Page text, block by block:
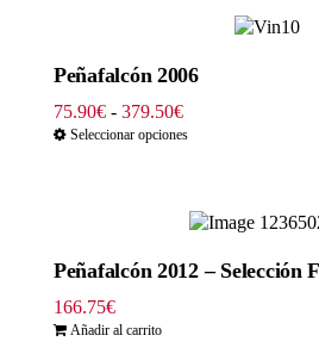
Peñafalcón 2006
75.90€ - 379.50€Rango
de
hasta
Seleccionar opciones
Peñafalcón 2012 – Selección
166.75€
Añadir al carrito